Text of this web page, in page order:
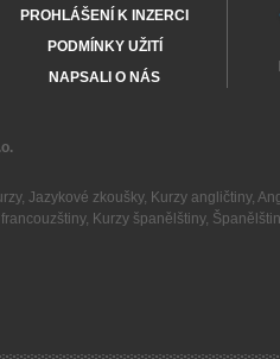
PROHLÁŠENÍ K INZERCI
PODMÍNKY UŽITÍ
NAPSALI O NÁS
, Jazykové zkoušky, Kurzy angličtiny,
, Kurzy španělštiny,